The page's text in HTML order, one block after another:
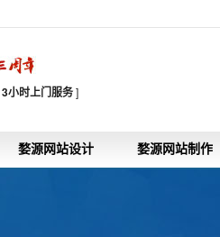
3小时上门服务]
婺源网站设计 婺源网站制作